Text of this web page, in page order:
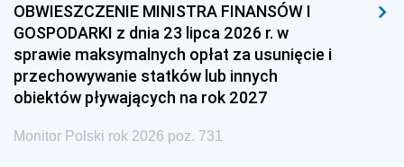
OBWIESZCZENIE MINISTRA FINANSÓW I
GOSPODARKI z dnia 23 lipca 2026 r. w
sprawie maksymalnych opłat za usunięcie i
przechowywanie statków lub innych
obiektów pływających na rok 2027
Monitor Polski rok 2026 poz. 731